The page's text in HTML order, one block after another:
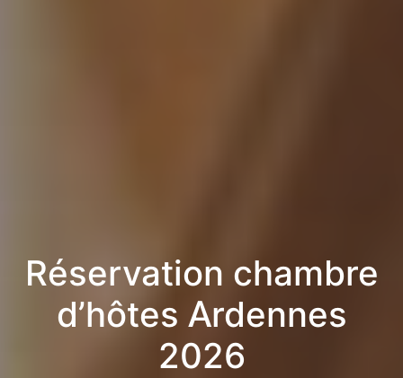
Réservation chambre
d’hôtes Ardennes
2026